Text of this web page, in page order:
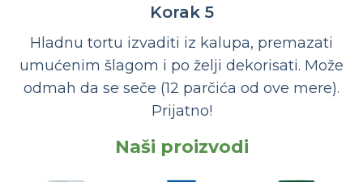
Korak 5
Hladnu tortu izvaditi iz kalupa, premazati
umućenim šlagom i po želji dekorisati. Može
odmah da se seče (12 parčića od ove mere).
Prijatno!
Naši proizvodi